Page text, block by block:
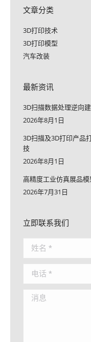
文章分类
3D打印技术
3D打印模型
汽车改装
最新资讯
3D扫描数据处理逆向
2026年8月1日
3D扫描及3D打印产品
技
2026年8月1日
高精度工业仿真展品
2026年7月31日
立即联系我们
姓名 *
电话 *
消息